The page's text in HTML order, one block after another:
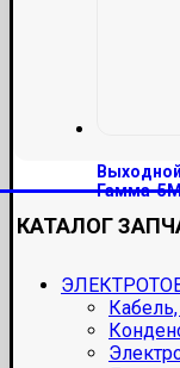
Гамма-
КАТАЛОГ